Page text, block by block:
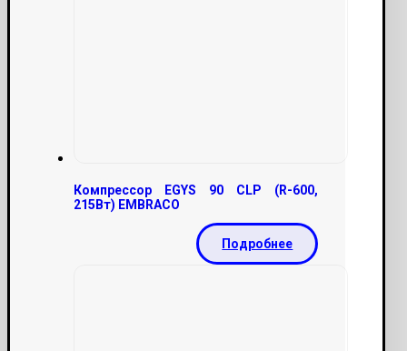
Компрессор EGYS 90 CLP (R-600,
215Вт) EMBRACO
Подробнее